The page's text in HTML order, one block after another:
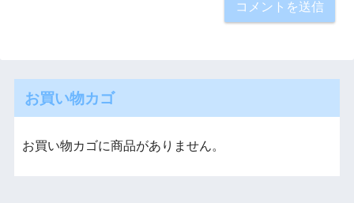
お買い物カゴ
お買い物カゴに商品がありません。